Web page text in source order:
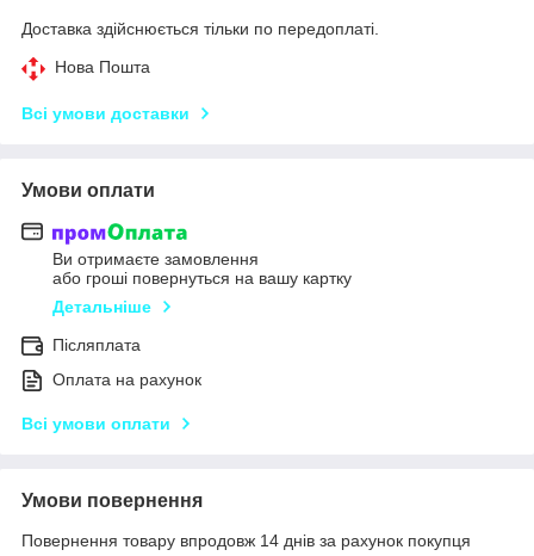
Доставка здійснюється тільки по передоплаті.
Нова Пошта
Всі умови доставки
Умови оплати
Ви отримаєте замовлення
або гроші повернуться на вашу картку
Детальніше
Післяплата
Оплата на рахунок
Всі умови оплати
Умови повернення
Повернення товару впродовж 14 днів за рахунок покупця